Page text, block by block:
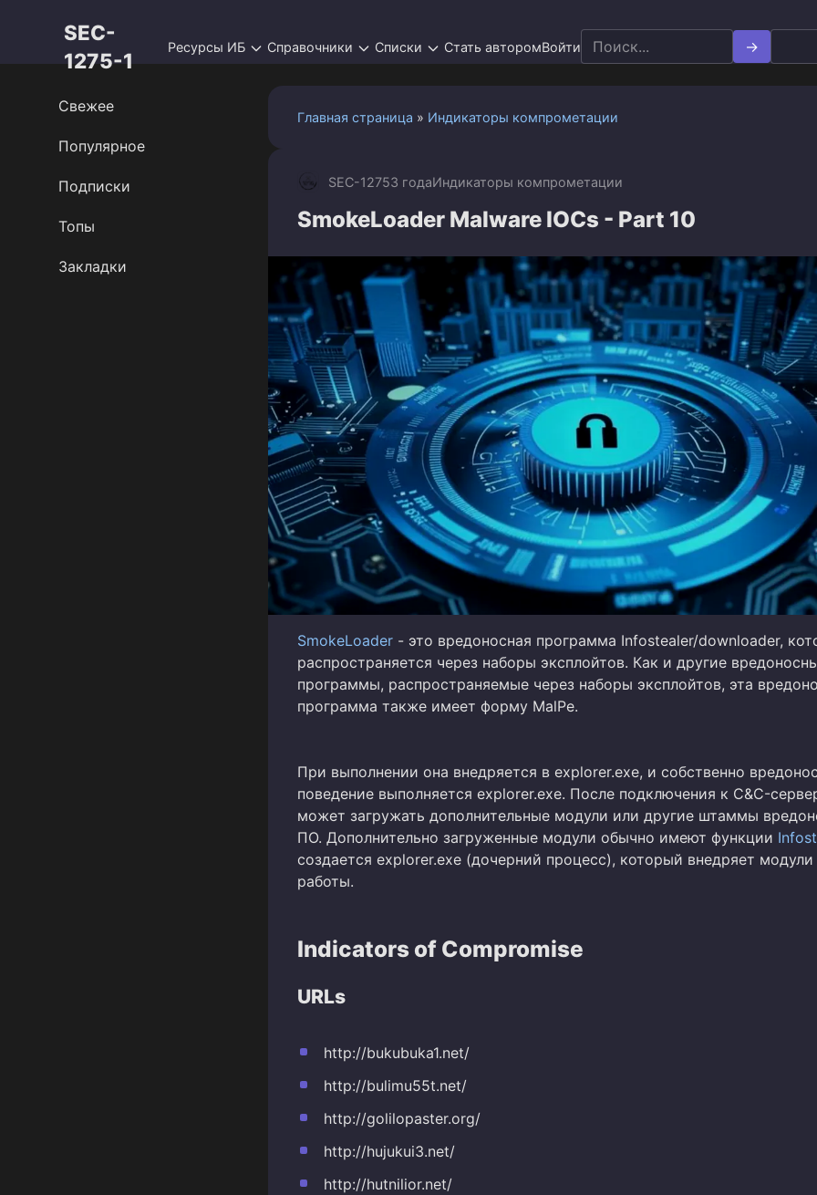
SEC-
1275-1
Ресурсы ИБ Справочники Списки Стать авторомВойти Search
for:
Главная страница » Индикаторы компрометации
SEC-12753 годаИндикаторы компрометации
SmokeLoader Malware IOCs - Part 10
SmokeLoader - это вредоносная программа Infostealer/downloader,
распространяется через наборы эксплойтов. Как и другие
программы, распространяемые через наборы эксплойтов, эта
программа также имеет форму MalPe.
При выполнении она внедряется в explorer.exe, и собственно
поведение выполняется explorer.exe. После подключения к C&C-
может загружать дополнительные модули или другие штаммы
ПО. Дополнительно загруженные модули обычно имеют функции
создается explorer.exe (дочерний процесс), который внедряет модули
работы.
Indicators of Compromise
URLs
http://bukubuka1.net/
http://bulimu55t.net/
http://golilopaster.org/
http://hujukui3.net/
http://hutnilior.net/
Свежее
Популярное
Подписки
Топы
Закладки